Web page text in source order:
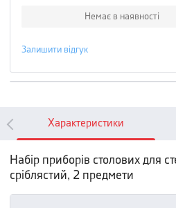
Немає в наявності
Залишити відгук
Характеристики
Набір приборів столових для
сріблястий, 2 предмети